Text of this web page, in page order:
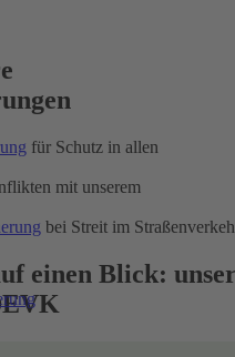
für Schutz in allen
mit unserem
bei Streit im
einen Blick: